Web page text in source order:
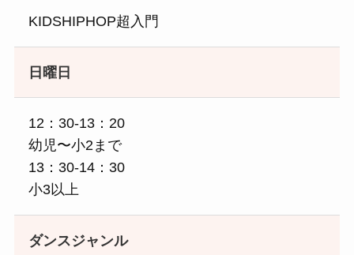
KIDSHIPHOP超入門
日曜日
12：30-13：20
幼児〜小2まで
13：30-14：30
小3以上
ダンスジャンル